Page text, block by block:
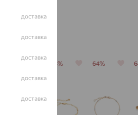
64% 64%
доставка
доставка
доставка
доставка
доставка